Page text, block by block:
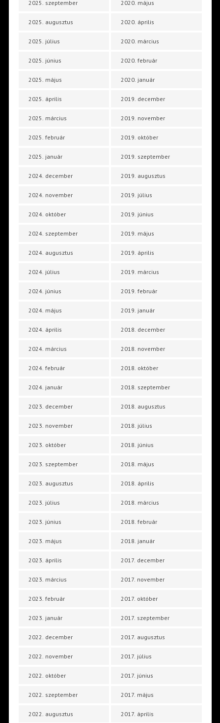
2025. szeptember
2025. augusztus
2025. július
2025. június
2025. május
2025. április
2025. március
2025. február
2025. január
2024. december
2024. november
2024. október
2024. szeptember
2024. augusztus
2024. július
2024. június
2024. május
2024. április
2024. március
2024. február
2024. január
2023. december
2023. november
2023. október
2023. szeptember
2023. augusztus
2023. július
2023. június
2023. május
2023. április
2023. március
2023. február
2023. január
2022. december
2022. november
2022. október
2022. szeptember
2022. augusztus
2020. május
2020. április
2020. március
2020. február
2020. január
2019. december
2019. november
2019. október
2019. szeptember
2019. augusztus
2019. július
2019. június
2019. május
2019. április
2019. március
2019. február
2019. január
2018. december
2018. november
2018. október
2018. szeptember
2018. augusztus
2018. július
2018. június
2018. május
2018. április
2018. március
2018. február
2018. január
2017. december
2017. november
2017. október
2017. szeptember
2017. augusztus
2017. július
2017. június
2017. május
2017. április